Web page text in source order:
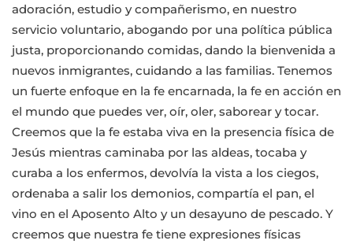
adoración, estudio y compañerismo, en nuestro
servicio voluntario, abogando por una política pública
justa, proporcionando comidas, dando la bienvenida a
nuevos inmigrantes, cuidando a las familias. Tenemos
un fuerte enfoque en la fe encarnada, la fe en acción en
el mundo que puedes ver, oír, oler, saborear y tocar.
Creemos que la fe estaba viva en la presencia física de
Jesús mientras caminaba por las aldeas, tocaba y
curaba a los enfermos, devolvía la vista a los ciegos,
ordenaba a salir los demonios, compartía el pan, el
vino en el Aposento Alto y un desayuno de pescado. Y
creemos que nuestra fe tiene expresiones físicas